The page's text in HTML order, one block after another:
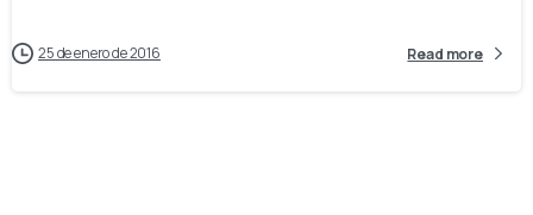
25 de enero de 2016 Read more